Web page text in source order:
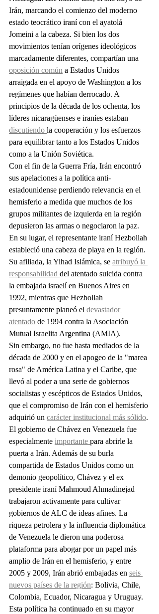
Irán, marcando el comienzo del moderno
estado teocrático iraní con el ayatolá
Jomeini a la cabeza. Si bien los dos
movimientos tenían orígenes ideológicos
marcadamente diferentes, compartían una
oposición común a Estados Unidos
arraigada en el apoyo de Washington a los
regímenes que habían derrocado. A
principios de la década de los ochenta, los
líderes nicaragüenses e iraníes estaban
discutiendo la cooperación y los esfuerzos
para equilibrar tanto a los Estados Unidos
como a la Unión Soviética.
Con el fin de la Guerra Fría, Irán encontró
sus apelaciones a la política anti-
estadounidense perdiendo relevancia en el
hemisferio a medida que muchos de los
grupos militantes de izquierda en la región
depusieron las armas o negociaron la paz.
En su lugar, el representante iraní Hezbollah
estableció una cabeza de playa en la región.
Su afiliada, la Yihad Islámica, se atribuyó la
responsabilidad del atentado suicida contra
la embajada israelí en Buenos Aires en
1992, mientras que Hezbollah
presuntamente planeó el devastador
atentado de 1994 contra la Asociación
Mutual Israelita Argentina (AMIA).
Sin embargo, no fue hasta mediados de la
década de 2000 y en el apogeo de la "marea
rosa" de América Latina y el Caribe, que
llevó al poder a una serie de gobiernos
socialistas y escépticos de Estados Unidos,
que el compromiso de Irán con el hemisferio
adquirió un carácter institucional más sólido.
El gobierno de Chávez en Venezuela fue
especialmente importante para abrirle la
puerta a Irán. Además de su burla
compartida de Estados Unidos como un
demonio geopolítico, Chávez y el ex
presidente iraní Mahmoud Ahmadinejad
trabajaron activamente para cultivar
gobiernos de ALC de ideas afines. La
riqueza petrolera y la influencia diplomática
de Venezuela le dieron una poderosa
plataforma para abogar por un papel más
amplio de Irán en el hemisferio, y entre
2005 y 2009, Irán abrió embajadas en seis
nuevos países de la región: Bolivia, Chile,
Colombia, Ecuador, Nicaragua y Uruguay.
Esta política ha continuado en su mayor